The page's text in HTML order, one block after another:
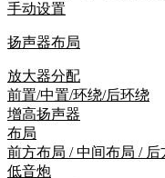
手动设置
扬声器布局
放大器分配
前置/中置/环绕/后环绕
增高扬声器
布局
前方布局 / 中间布局 /
低音炮